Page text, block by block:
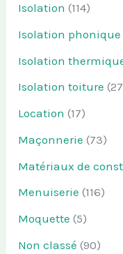
Isolation (114)
Isolation phonique
Isolation
Isolation toiture
Location (17)
Maçonnerie (73)
Matériaux de
Menuiserie (116)
Moquette (5)
Non classé (90)